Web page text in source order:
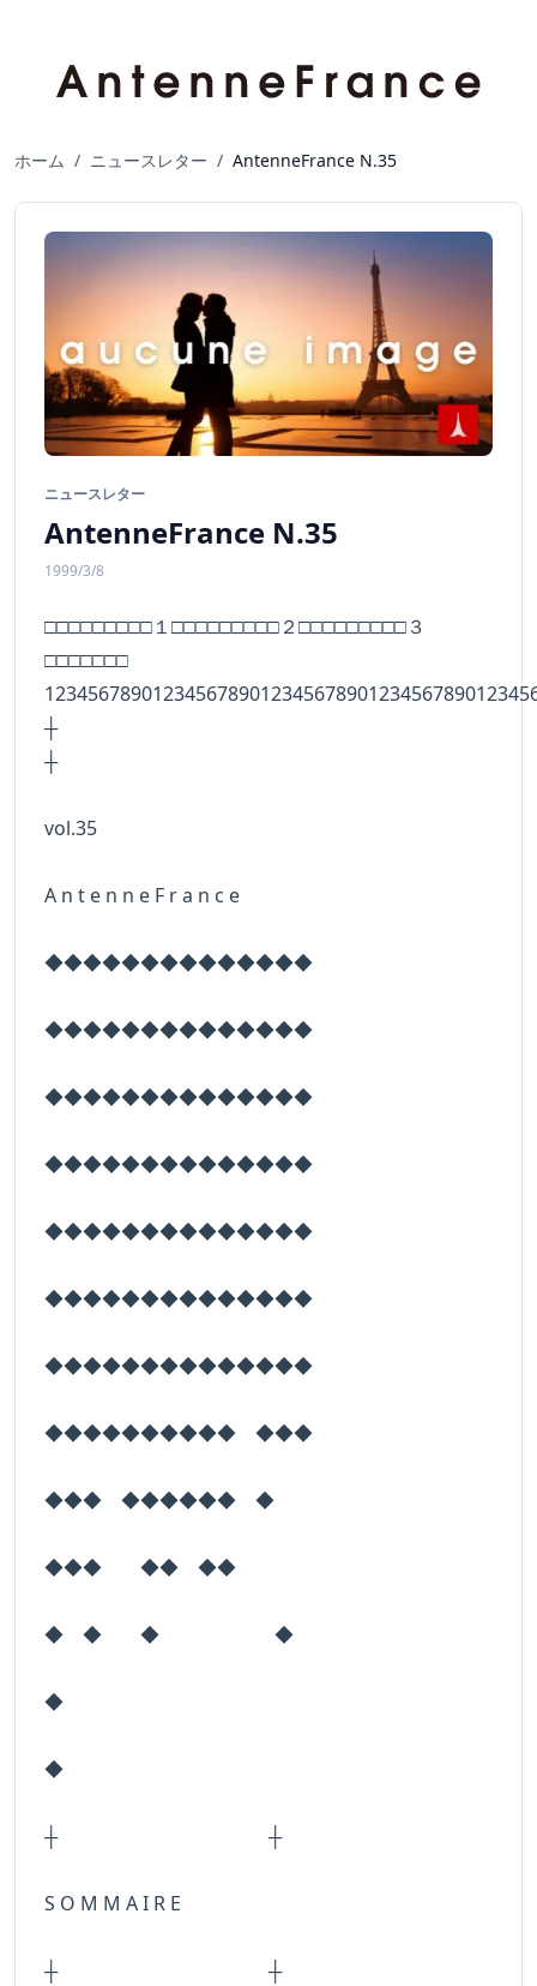
ホーム / ニュースレター / AntenneFrance N.35
ニュースレター
AntenneFrance N.35
1999/3/8
□□□□□□□□□１□□□□□□□□□２□□□□□□□□□３
□□□□□□□
┼
vol.35
A n t e n n e F r a n c e
◆◆◆◆◆◆◆◆◆◆◆◆◆◆
◆◆◆◆◆◆◆◆◆◆◆◆◆◆
◆◆◆◆◆◆◆◆◆◆◆◆◆◆
◆◆◆◆◆◆◆◆◆◆◆◆◆◆
◆◆◆◆◆◆◆◆◆◆◆◆◆◆
◆◆◆◆◆◆◆◆◆◆◆◆◆◆
◆◆◆◆◆◆◆◆◆◆◆◆◆◆
◆◆◆◆◆◆◆◆◆◆ ◆◆◆
◆◆◆ ◆◆◆◆◆◆ ◆
◆◆◆ ◆◆ ◆◆
◆ ◆ ◆ ◆
◆
◆
┼ ┼
S O M M A I R E
┼ ┼